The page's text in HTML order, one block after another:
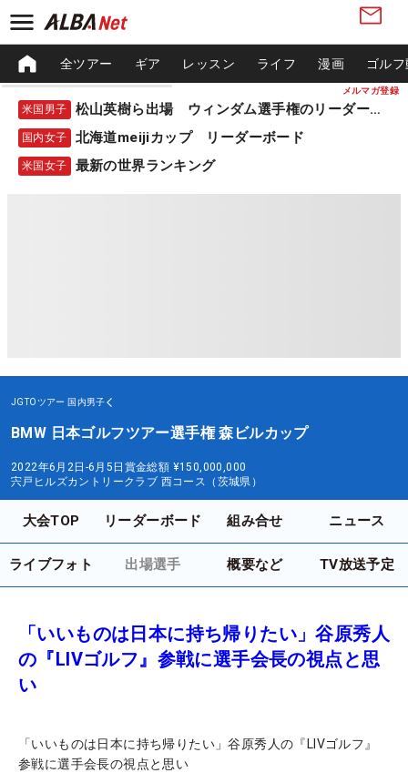
メルマガ登録
全ツアー ギア レッスン ライフ 漫画 ゴル
米国男子 松山英樹ら出場 ウィンダム選手権のリーダーボード
国内女子 北海道meijiカップ リーダーボード
米国女子 最新の世界ランキング
JGTOツアー 国内男子
BMW 日本ゴルフツアー選手権 森ビルカップ
2022年6月2日-6月5日 賞金総額 ¥150,000,000
宍戸ヒルズカントリークラブ 西コース（茨城県）
大会TOP リーダーボード 組み合せ ニュース
ライブフォト 出場選手 概要など TV放送予定
「いいものは日本に持ち帰りたい」谷原秀人
の『LIVゴルフ』参戦に選手会長の視点と思
い
「いいものは日本に持ち帰りたい」谷原秀人の『LIVゴルフ』
参戦に選手会長の視点と思い